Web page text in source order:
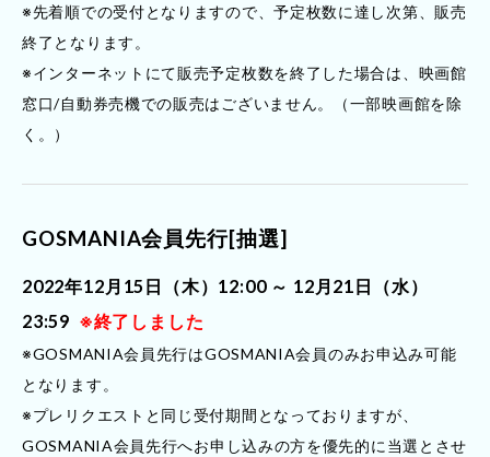
※先着順での受付となりますので、予定枚数に達し次第、販売
終了となります。
※インターネットにて販売予定枚数を終了した場合は、映画館
窓口/自動券売機での販売はございません。（一部映画館を除
く。）
GOSMANIA会員先行[抽選]
2022年12月15日（木）12:00 ～ 12月21日（水）
23:59 ※終了しました
※GOSMANIA会員先行はGOSMANIA会員のみお申込み可能
となります。
※プレリクエストと同じ受付期間となっておりますが、
GOSMANIA会員先行へお申し込みの方を優先的に当選とさせ